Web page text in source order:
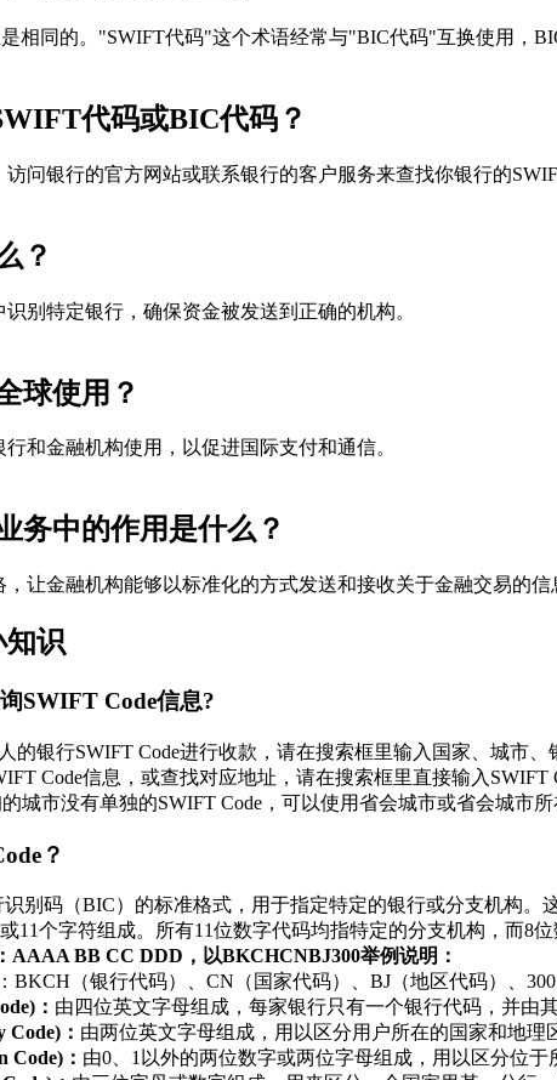
相同的。"SWIFT代码"这个术语经常与"BIC代码"互换使用，
代码或BIC代码？
问银行的官方网站或联系银行的客户服务来查找你银行的
？
别特定银行，确保资金被发送到正确的机构。
球使用？
和金融机构使用，以促进国际支付和通信。
务中的作用是什么？
让金融机构能够以标准化的方式发送和接收关于金融交易的信
知识
SWIFT Code信息?
的银行SWIFT Code进行收款，请在搜索框里输入国家、城市
Code信息，或查找对应地址，请在搜索框里直接输入SWIFT
城市没有单独的SWIFT Code，可以使用省会城市或省会城市所
？
识别码（BIC）的标准格式，用于指定特定的银行或分支机构
11个字符组成。所有11位数字代码均指特定的分支机构，而8
AAAA BB CC DDD，以BKCHCNBJ300举例说明：
BKCH（银行代码）、CN（国家代码）、BJ（地区代码）、300
： 由四位英文字母组成，每家银行只有一个银行代码，并由
Code)： 由两位英文字母组成，用以区分用户所在的国家和地理
Code)： 由0、1以外的两位数字或两位字母组成，用以区分位